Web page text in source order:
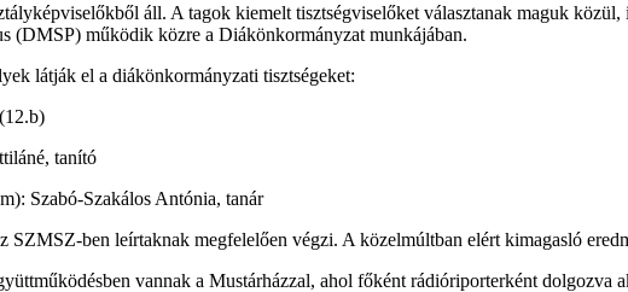
áll. A tagok kiemelt tisztségviselőket választanak maguk
(DMSP) működik közre a Diákönkormányzat munkájában.
látják el a diákönkormányzati tisztségeket:
tanító
Szabó-Szakálos Antónia, tanár
SZMSZ-ben leírtaknak megfelelően végzi. A közelmúltban elért kimagasló
vannak a Mustárházzal, ahol főként rádióriporterként dolgozva